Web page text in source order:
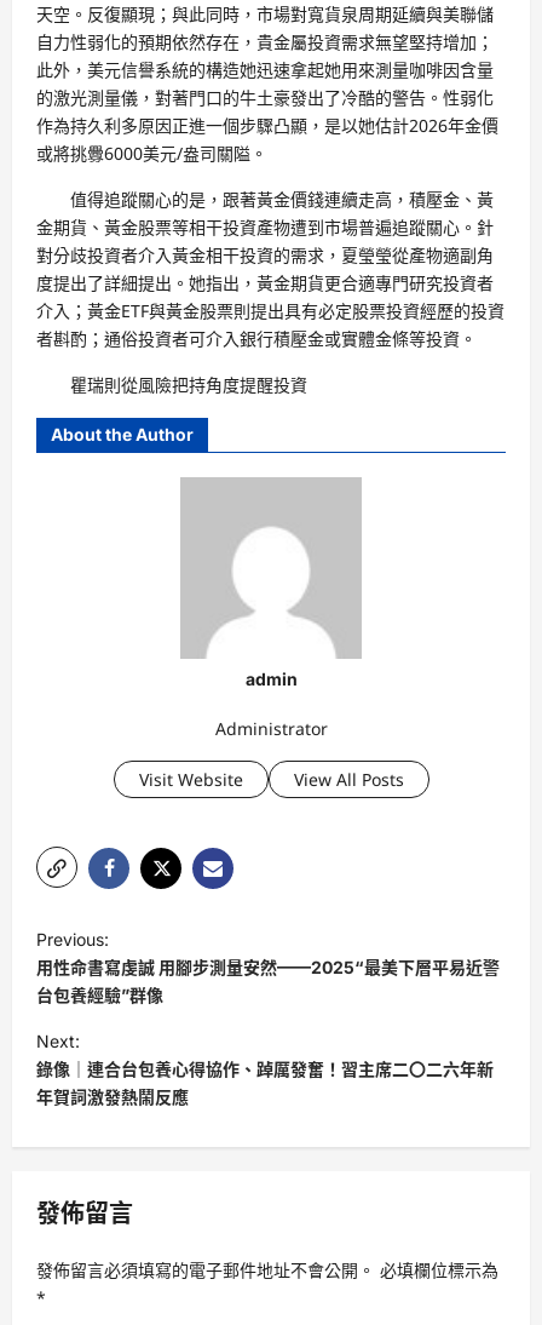
天空。反復顯現；與此同時，市場對寬貨泉周期延續與美聯儲
自力性弱化的預期依然存在，貴金屬投資需求無望堅持增加；
此外，美元信譽系統的構造她迅速拿起她用來測量咖啡因含量
的激光測量儀，對著門口的牛土豪發出了冷酷的警告。性弱化
作為持久利多原因正進一個步驟凸顯，是以她估計2026年金價
或將挑釁6000美元/盎司關隘。
值得追蹤關心的是，跟著黃金價錢連續走高，積壓金、黃
金期貨、黃金股票等相干投資產物遭到市場普遍追蹤關心。針
對分歧投資者介入黃金相干投資的需求，夏瑩瑩從產物適副角
度提出了詳細提出。她指出，黃金期貨更合適專門研究投資者
介入；黃金ETF與黃金股票則提出具有必定股票投資經歷的投資
者斟酌；通俗投資者可介入銀行積壓金或實體金條等投資。
瞿瑞則從風險把持角度提醒投資
About the Author
admin
Administrator
Visit Website View All Posts
o
s
t
n
a
v
g
a
t
Previous:
用性命書寫虔誠 用腳步測量安然——2025“最美下層平易近警
台包養經驗”群像
Next:
錄像｜連合台包養心得協作、踔厲發奮！習主席二〇二六年新
年賀詞激發熱鬧反應
發佈留言
發佈留言必須填寫的電子郵件地址不會公開。 必填欄位標示為
*